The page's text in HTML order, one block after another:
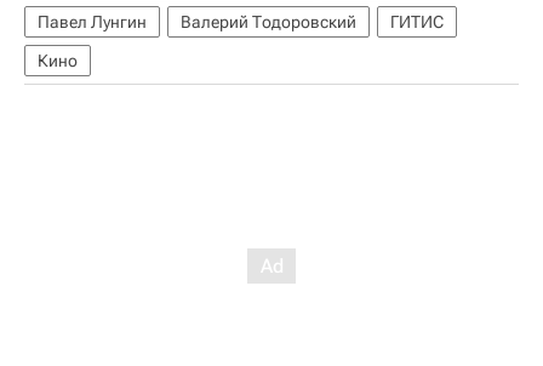
Павел Лунгин
Валерий Тодоровский
ГИТИС
Кино